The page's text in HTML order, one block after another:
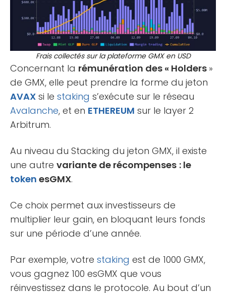
Frais collectés sur la plateforme GMX en USD
Concernant la rémunération des « Holders »
de GMX, elle peut prendre la forme du jeton
AVAX si le staking s’exécute sur le réseau
Avalanche, et en ETHEREUM sur le layer 2
Arbitrum.
Au niveau du Stacking du jeton GMX, il existe
une autre variante de récompenses : le
token esGMX.
Ce choix permet aux investisseurs de
multiplier leur gain, en bloquant leurs fonds
sur une période d’une année.
Par exemple, votre staking est de 1000 GMX,
vous gagnez 100 esGMX que vous
réinvestissez dans le protocole. Au bout d’un